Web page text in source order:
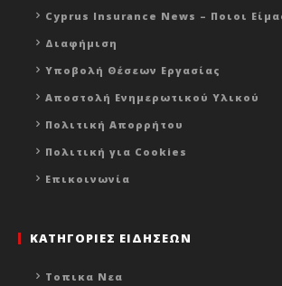
Cyprus Insurance News – Ποιοι
Διαφήμιση
Υποβολή Θέσεων Εργασίας
Αποστολή Ενημερωτικού Υλικού
Πολιτική Απορρήτου
Πολιτική για Cookies
Επικοινωνία
ΚΑΤΗΓΟΡΙΕΣ ΕΙΔΗΣΕΩΝ
Τοπικα Νεα